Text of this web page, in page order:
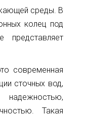
среды. В
колец под
современная
сточных вод,
Такая